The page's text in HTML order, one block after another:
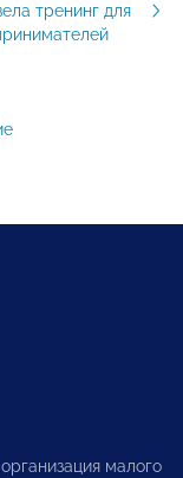
тренинг для
малого